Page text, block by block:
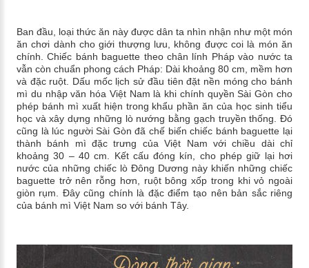
Ban đầu, loại thức ăn này được dân ta nhìn nhận như một món
ăn chơi dành cho giới thượng lưu, không được coi là món ăn
chính. Chiếc bánh baguette theo chân lính Pháp vào nước ta
vẫn còn chuẩn phong cách Pháp: Dài khoảng 80 cm, mềm hơn
và đặc ruột. Dấu mốc lịch sử đầu tiên đặt nền móng cho bánh
mì du nhập văn hóa Việt Nam là khi chính quyền Sài Gòn cho
phép bánh mì xuất hiện trong khẩu phần ăn của học sinh tiểu
học và xây dựng những lò nướng bằng gạch truyền thống. Đó
cũng là lúc người Sài Gòn đã chế biến chiếc bánh baguette lại
thành bánh mì đặc trưng của Việt Nam với chiều dài chỉ
khoảng 30 – 40 cm. Kết cấu đóng kín, cho phép giữ lại hơi
nước của những chiếc lò Đông Dương này khiến những chiếc
baguette trở nên rỗng hơn, ruột bông xốp trong khi vỏ ngoài
giòn rụm. Đây cũng chính là đặc điểm tạo nên bản sắc riêng
của bánh mì Việt Nam so với bánh Tây.